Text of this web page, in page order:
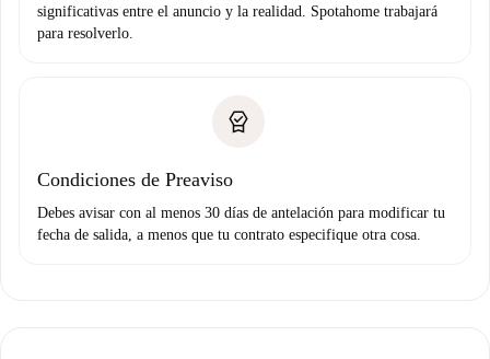
significativas entre el anuncio y la realidad. Spotahome trabajará
para resolverlo.
Condiciones de Preaviso
Debes avisar con al menos 30 días de antelación para modificar tu
fecha de salida, a menos que tu contrato especifique otra cosa.